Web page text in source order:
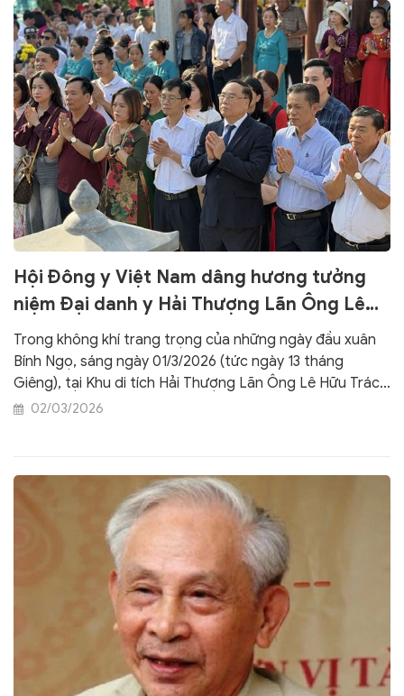
Hội Đông y Việt Nam dâng hương tưởng
niệm Đại danh y Hải Thượng Lãn Ông Lê
Hữu Trác tại Hà Tĩnh
Trong không khí trang trọng của những ngày đầu xuân
Bính Ngọ, sáng ngày 01/3/2026 (tức ngày 13 tháng
Giêng), tại Khu di tích Hải Thượng Lãn Ông Lê Hữu Trác
(xã Hương Sơn, tỉnh Hà Tĩnh), Hội Đông y Việt Nam đã
truyền thống của những người làm công tác Y dược học
cổ truyền Việt Nam.
02/03/2026